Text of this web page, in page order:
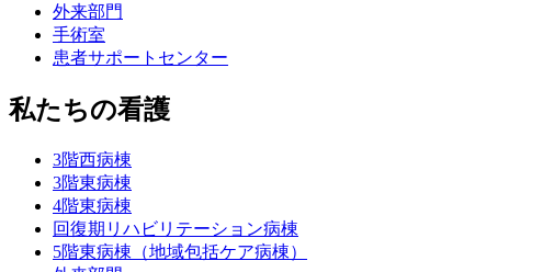
外来部門
手術室
患者サポートセンター
私たちの看護
3階西病棟
3階東病棟
4階東病棟
回復期リハビリテーション病棟
5階東病棟（地域包括ケア病棟）